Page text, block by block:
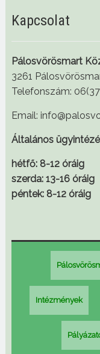
Kapcsolat
Pálosvörösmart
3261
Telefonszám:
Email:
Általános
hétfő: 8-12 óráig
szerda: 13-16 óráig
péntek: 8-12 óráig
Intézmények